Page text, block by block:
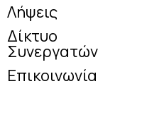
Λήψεις
Δίκτυο
Συνεργατών
Επικοινωνία